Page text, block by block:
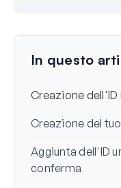
Ultimo
In questo
Creazione dell'ID
Creazione del
Aggiunta dell'ID
conferma